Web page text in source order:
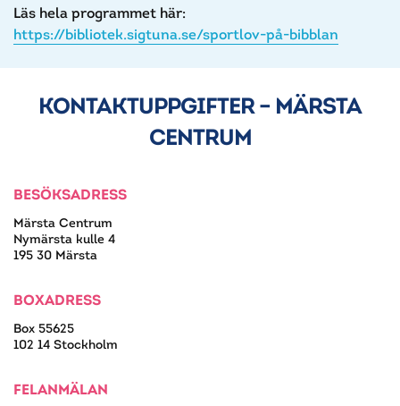
Läs hela programmet här:
https://bibliotek.sigtuna.se/sportlov-på-bibblan
KONTAKTUPPGIFTER – MÄRSTA
CENTRUM
BESÖKSADRESS
Märsta Centrum
Nymärsta kulle 4
195 30 Märsta
BOXADRESS
Box 55625
102 14 Stockholm
FELANMÄLAN